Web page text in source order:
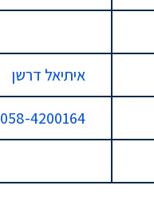
איתיאל דרשן
058-4200164